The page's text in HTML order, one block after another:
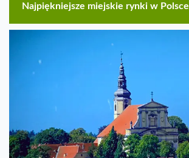
Najpiękniejsze miejskie rynki w Polsce